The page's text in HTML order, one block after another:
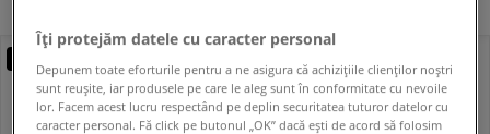
Îți protejăm datele cu caracter personal
Depunem toate eforturile pentru a ne asigura că achizițiile clienților noștri
sunt reușite, iar produsele pe care le aleg sunt în conformitate cu nevoile
lor. Facem acest lucru respectând pe deplin securitatea tuturor datelor cu
caracter personal. Fă click pe butonul „OK” dacă ești de acord să folosim